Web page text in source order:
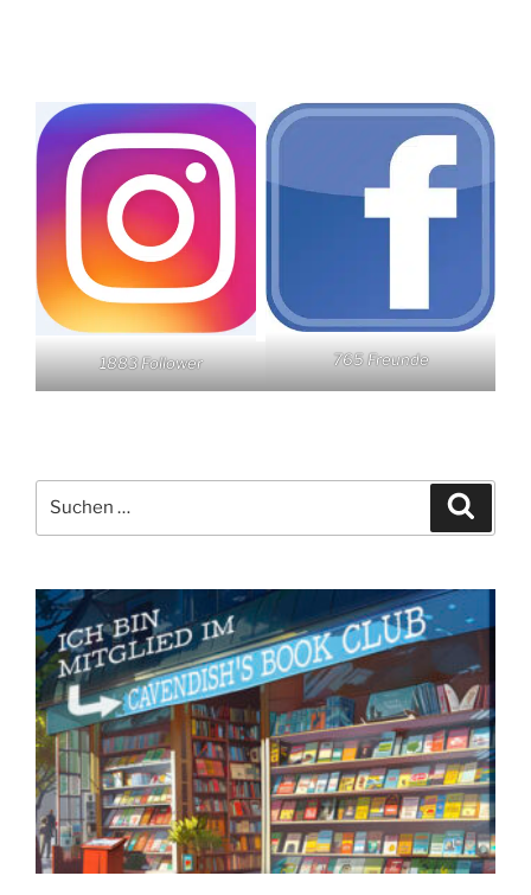
1883 Follower 765 Freunde
nach: